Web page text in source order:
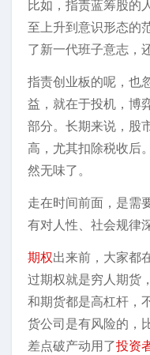
比如，指责蓝筹股的
至上升到意识形态的
了新一代班子意志，
指责创业板的呢，也
益，就在于投机，博
部分。长期来说，股
高，尤其扣除税收后
然无味了。
走在时间前面，是需
有对人性、社会规律
期权出来前，大家都
过期权就是穷人期货
和期货都是高杠杆，
货公司是有风险的，
差点破产动用了投资